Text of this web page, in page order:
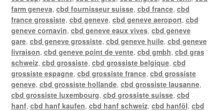
farm geneva, cbd fournisseur suisse, cbd france, cbd
france grossiste, cbd geneve, cbd geneve aeroport, cbd
geneve cornavin, cbd geneve eaux vives, cbd geneve
gare, cbd geneve grossiste, cbd geneve huile, cbd geneve
livraison, cbd geneve point de vente, cbd gmbh, cbd gras
schweiz, cbd grossiste, cbd grossiste belgique, cbd
grossiste espagne, cbd grossiste france, cbd grossiste
geneve, cbd grossiste hollande, cbd grossiste lausanne,
cbd grossiste luxembourg, cbd grossiste suisse, cbd
hanf, cbd hanf kaufen, cbd hanf schweiz, cbd hanföl, cbd